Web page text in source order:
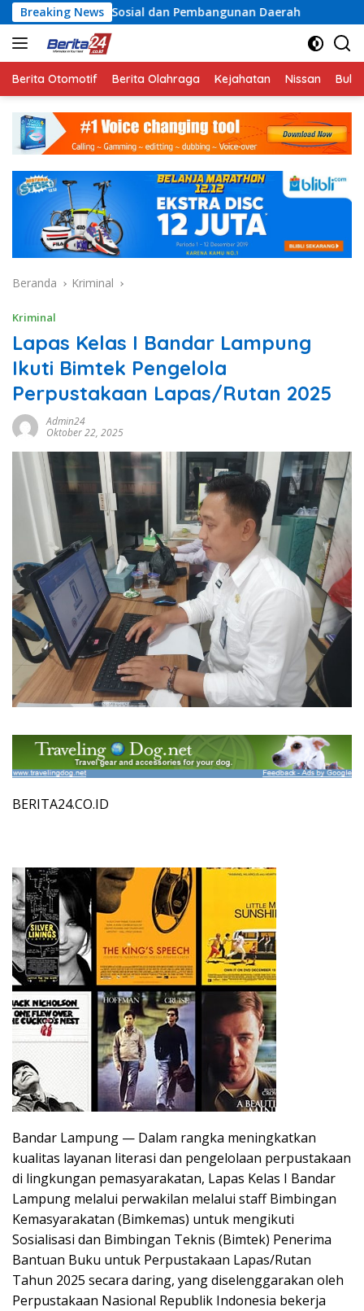
Langsung
ke
konten
Breaking News
dan Pembangunan Daerah Rayakan Semangat
Berita Otomotif Berita Olahraga Kejahatan Nissan
Beranda Kriminal
Kriminal
Lapas Kelas I Bandar Lampung
Ikuti Bimtek Pengelola
Perpustakaan Lapas/Rutan 2025
Admin24
Oktober 22, 2025
BERITA24.CO.ID
Bandar Lampung — Dalam rangka meningkatkan
kualitas layanan literasi dan pengelolaan perpustakaan
di lingkungan pemasyarakatan, Lapas Kelas I Bandar
Lampung melalui perwakilan melalui staff Bimbingan
Kemasyarakatan (Bimkemas) untuk mengikuti
Sosialisasi dan Bimbingan Teknis (Bimtek) Penerima
Bantuan Buku untuk Perpustakaan Lapas/Rutan
Tahun 2025 secara daring, yang diselenggarakan oleh
Perpustakaan Nasional Republik Indonesia bekerja